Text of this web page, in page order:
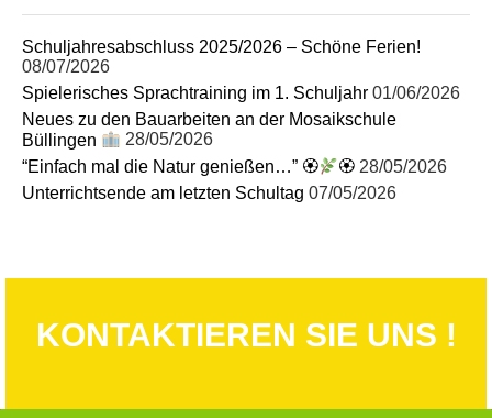
Schuljahresabschluss 2025/2026 – Schöne Ferien!
08/07/2026
Spielerisches Sprachtraining im 1. Schuljahr 01/06/2026
Neues zu den Bauarbeiten an der Mosaikschule
Büllingen
28/05/2026
“Einfach mal die Natur genießen…” 🏵
🏵 28/05/2026
Unterrichtsende am letzten Schultag 07/05/2026
KONTAKTIEREN SIE UNS !